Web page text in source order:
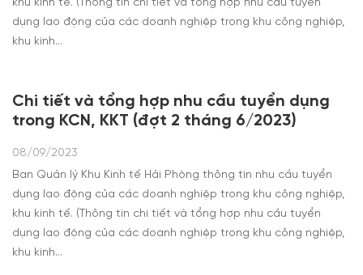
khu kinh tế. (Thông tin chi tiết và tổng hợp nhu cầu tuyển
dụng lao động của các doanh nghiệp trong khu công nghiệp,
khu kinh…
Chi tiết và tổng hợp nhu cầu tuyển dụng
trong KCN, KKT (đợt 2 tháng 6/2023)
08/09/2023
Ban Quản lý Khu Kinh tế Hải Phòng thông tin nhu cầu tuyển
dụng lao động của các doanh nghiệp trong khu công nghiệp,
khu kinh tế. (Thông tin chi tiết và tổng hợp nhu cầu tuyển
dụng lao động của các doanh nghiệp trong khu công nghiệp,
khu kinh…